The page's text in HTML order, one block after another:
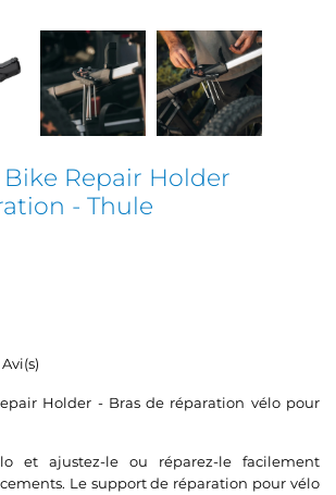
Repair Holder
- Thule
Holder - Bras de réparation vélo pour
et ajustez-le ou réparez-le facilement
Le support de réparation pour vélo